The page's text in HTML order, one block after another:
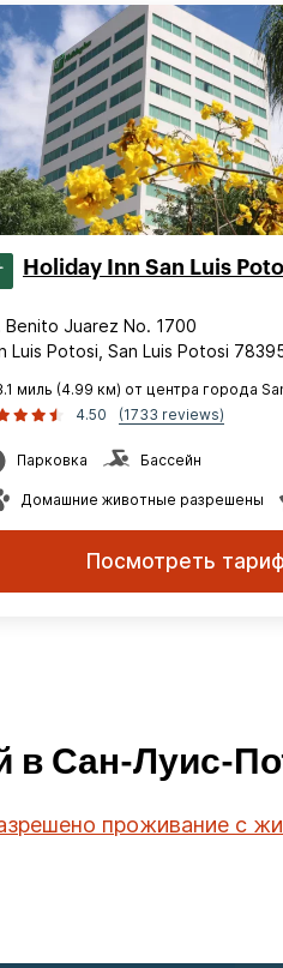
Holiday Inn San Luis
Benito Juarez No. 1700
Luis Potosi, San Luis Potosi
миль (4.99 км) от центра города
4.50
(1733 reviews)
Парковка Бассейн
Домашние животные разрешены
Посмотреть
в Сан-Луис-
проживание с